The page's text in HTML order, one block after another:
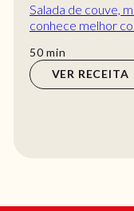
tentação...
apetece um
esta rec...